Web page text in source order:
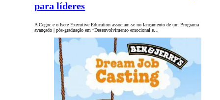
para líderes
A Cegoc e o Iscte Executive Education associam-se no lançamento de um Programa
avançado | pós-graduação em “Desenvolvimento emocional e…